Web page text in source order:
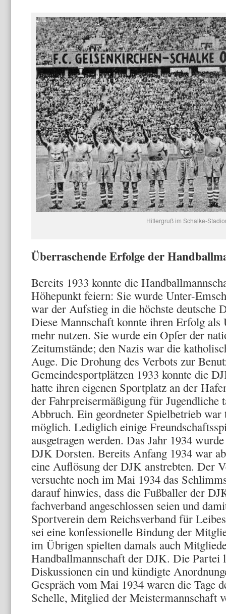
Hitlergruß im Schalke-
Überraschende Erfolge der
Bereits 1933 konnte die
Höhe­punkt feiern: Sie wurde Unter-
war der Aufstieg in die höchste deutsche
Diese Mannschaft konnte ihren Erfolg
mehr nutzen. Sie wurde ein Opfer der
Zeitumstände; den Nazis war die
Auge. Die Drohung des Verbots zur
Gemeindesportplätzen 1933 konnte die
hatte ihren eigenen Sportplatz an der
der Fahrpreiser­mäßigung für Jugendliche
Abbruch. Ein geordneter Spiel­betrieb
möglich. Lediglich einige
ausgetragen werden. Das Jahr 1934
DJK Dorsten. Bereits Anfang 1934 war
eine Auflösung der DJK anstrebten. Der
versuchte noch im Mai 1934 das
darauf hinwies, dass die Fußballer der
fachverband angeschlossen seien und
Sportverein dem Reichsver­band für
sei eine konfessionelle Bindung der
im Übrigen spiel­ten damals auch
Handballmannschaft der DJK. Die Partei
Diskussio­nen ein und kündigte
Gespräch vom Mai 1934 waren die Tage
Schelle, Mit­glied der Meistermannschaft